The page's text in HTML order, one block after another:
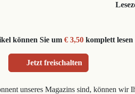
können Sie um € 3,50komplett lesen
Jetzt freischalten
unseres Magazins sind, können wir